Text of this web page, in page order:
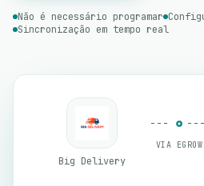
Não é necessário programar
Sincronização em tempo real
Big Delivery
VIA EGROW